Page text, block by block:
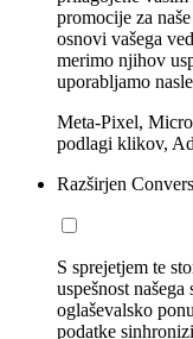
promocije za
osnovi vašega
merimo njihov
uporabljamo
Meta-Pixel,
podlagi klikov,
Razširjen
S sprejetjem te
uspešnost
oglaševalsko
podatke